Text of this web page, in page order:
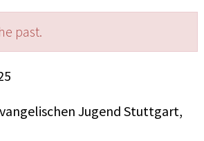
past.
Jugend Stuttgart,